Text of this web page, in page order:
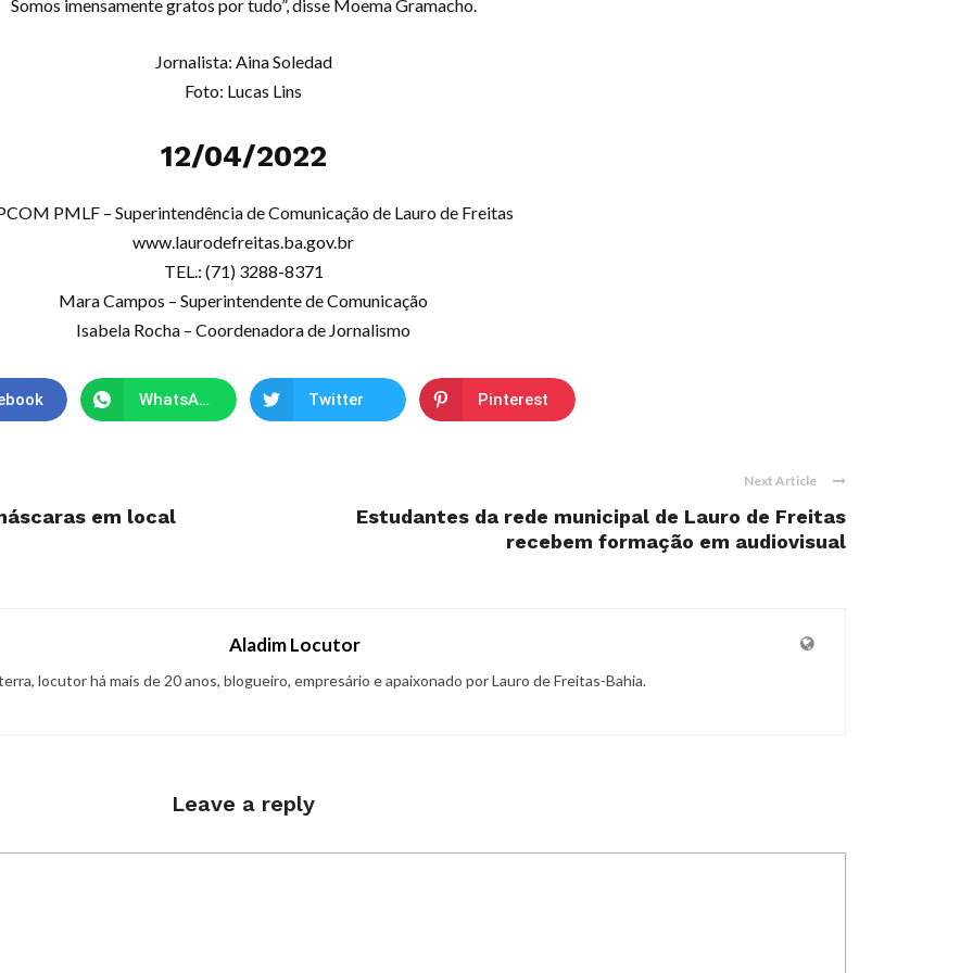
Somos imensamente gratos por tudo”, disse Moema Gramacho.
Jornalista: Aina Soledad
Foto: Lucas Lins
12/04/2022
PMLF – Superintendência de Comunicação de Lauro de Freitas
www.laurodefreitas.ba.gov.br
TEL.: (71) 3288-8371
Mara Campos – Superintendente de Comunicação
Isabela Rocha – Coordenadora de Jornalismo
WhatsApp Twitter Pinterest
em local
Next Article
Estudantes da rede municipal de Lauro de Freitas
recebem formação em audiovisual
Aladim Locutor
locutor há mais de 20 anos, blogueiro, empresário e apaixonado por Lauro de Freitas-Bahia.
Leave a reply